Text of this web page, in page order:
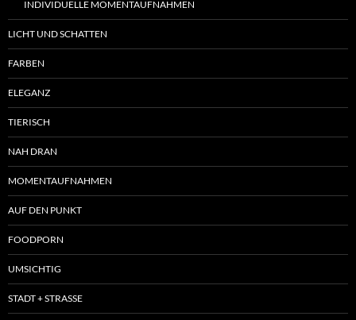
INDIVIDUELLE MOMENTAUFNAHMEN
LICHT UND SCHATTEN
FARBEN
ELEGANZ
TIERISCH
NAH DRAN
MOMENTAUFNAHMEN
AUF DEN PUNKT
FOODPORN
UMSICHTIG
STADT + STRASSE